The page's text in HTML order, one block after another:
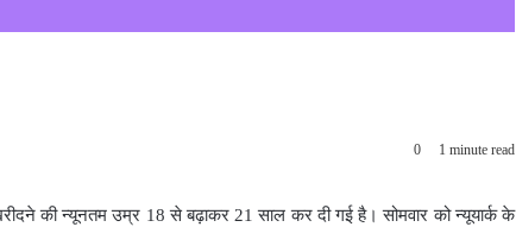
0 1 minute read
की न्यूनतम उम्र 18 से बढ़ाकर 21 साल कर दी गई है। सोमवार को न्यूयार्क के